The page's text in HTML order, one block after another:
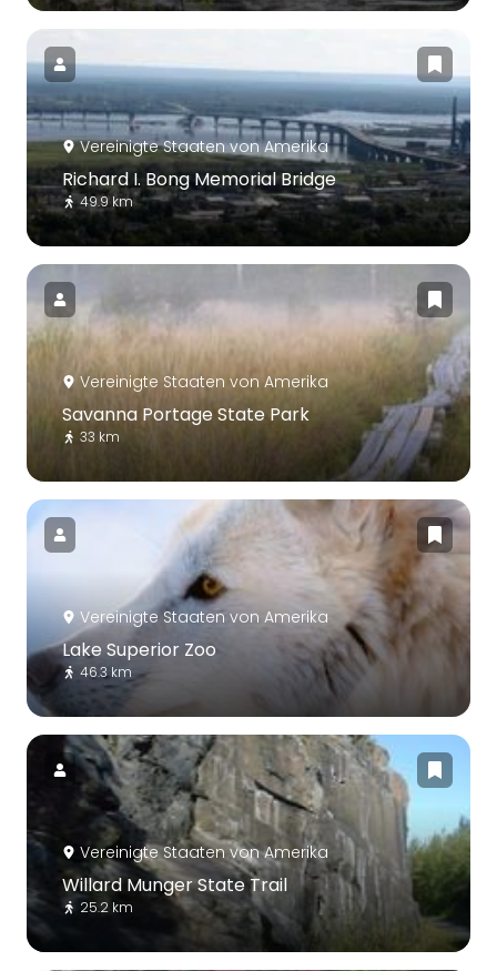
Vereinigte Staaten von Amerika
Richard I. Bong Memorial Bridge
49.9 km
Vereinigte Staaten von Amerika
Savanna Portage State Park
33 km
Vereinigte Staaten von Amerika
Lake Superior Zoo
46.3 km
Vereinigte Staaten von Amerika
Willard Munger State Trail
25.2 km